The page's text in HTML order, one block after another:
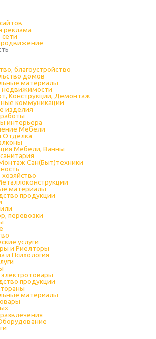
реклама
благоустройство
домов
материалы
недвижимости
Конструкции, Демонтаж
коммуникации
изделия
интерьера
Мебели
Отделка
Мебели, Ванны
Сан(Быт)техники
хозяйство
материалы
продукции
перевозки
услуги
и Риелторы
и Психология
продукции
материалы